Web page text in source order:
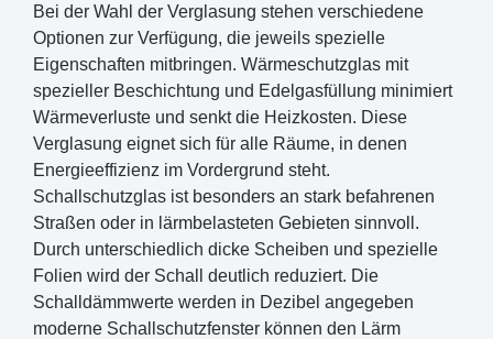
Bei der Wahl der Verglasung stehen verschiedene
Optionen zur Verfügung, die jeweils spezielle
Eigenschaften mitbringen. Wärmeschutzglas mit
spezieller Beschichtung und Edelgasfüllung minimiert
Wärmeverluste und senkt die Heizkosten. Diese
Verglasung eignet sich für alle Räume, in denen
Energieeffizienz im Vordergrund steht.
Schallschutzglas ist besonders an stark befahrenen
Straßen oder in lärmbelasteten Gebieten sinnvoll.
Durch unterschiedlich dicke Scheiben und spezielle
Folien wird der Schall deutlich reduziert. Die
Schalldämmwerte werden in Dezibel angegeben
moderne Schallschutzfenster können den Lärm